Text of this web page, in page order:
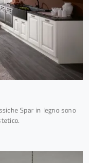
Spar in legno sono